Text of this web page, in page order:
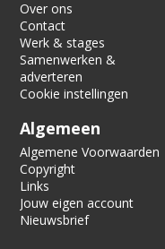
Over ons
Contact
Werk & stages
Samenwerken &
adverteren
Cookie instellingen
Algemeen
Algemene Voorwaarden
Copyright
Links
Jouw eigen account
Nieuwsbrief